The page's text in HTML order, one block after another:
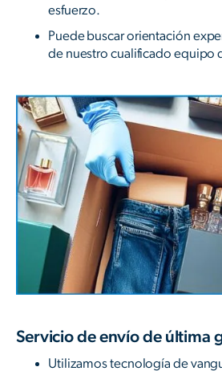
esfuerzo.
Puede buscar orientación
de nuestro cualificado equipo
Servicio de envío de última
Utilizamos tecnología de